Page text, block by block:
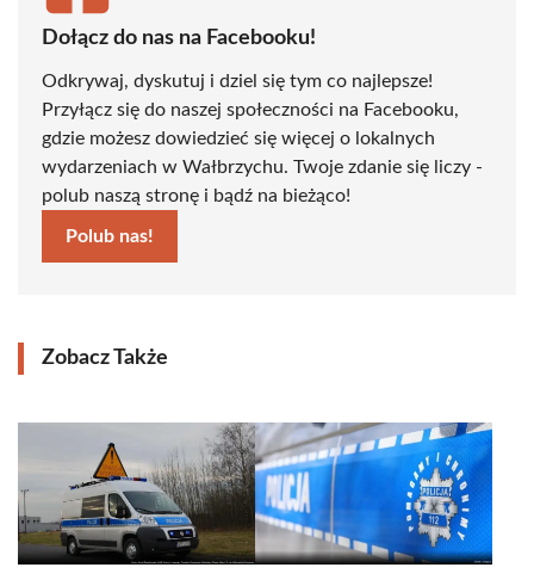
Dołącz do nas na Facebooku!
Odkrywaj, dyskutuj i dziel się tym co najlepsze!
Przyłącz się do naszej społeczności na Facebooku,
gdzie możesz dowiedzieć się więcej o lokalnych
wydarzeniach w Wałbrzychu. Twoje zdanie się liczy -
polub naszą stronę i bądź na bieżąco!
Polub nas!
Zobacz Także